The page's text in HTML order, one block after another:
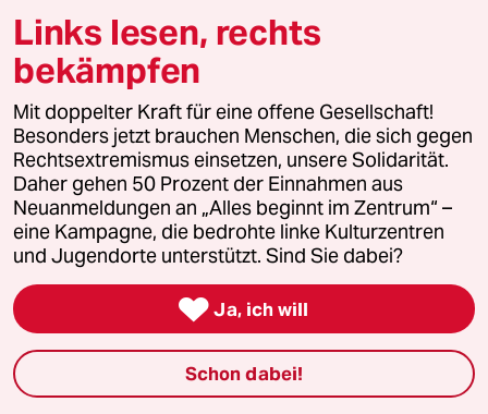
taz FUTURZWEI
Le Monde diplomatique
taz Archiv
Mehr taz Angebote
Reisen
Kantine
Links lesen, rechts
bekämpfen
Mit doppelter Kraft für eine offene Gesellschaft!
Besonders jetzt brauchen Menschen, die sich gegen
Rechtsextremismus einsetzen, unsere Solidarität.
Daher gehen 50 Prozent der Einnahmen aus
Neuanmeldungen an „Alles beginnt im Zentrum“ –
eine Kampagne, die bedrohte linke Kulturzentren
und Jugendorte unterstützt. Sind Sie dabei?
 Ja, ich will
Schon dabei!